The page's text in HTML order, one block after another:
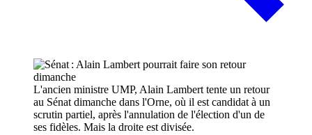
L'ancien ministre UMP, Alain Lambert tente un retour
au Sénat dimanche dans l'Orne, où il est candidat à un
scrutin partiel, après l'annulation de l'élection d'un de
ses fidèles. Mais la droite est divisée.